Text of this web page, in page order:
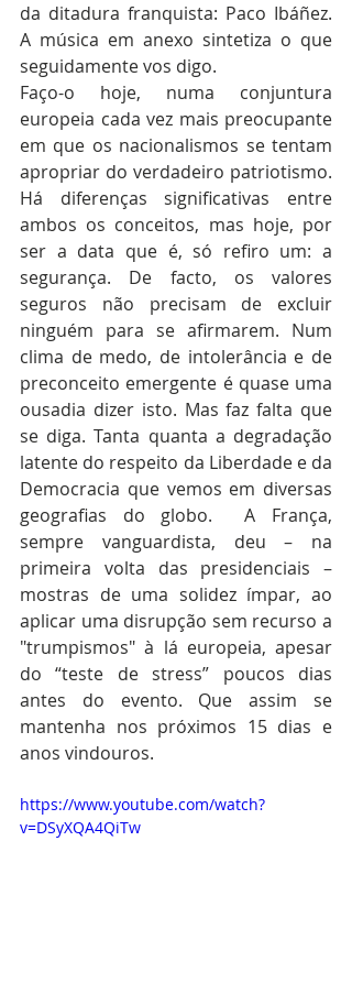
da ditadura franquista: Paco Ibáñez.
A música em anexo sintetiza o que
seguidamente vos digo.
Faço-o hoje, numa conjuntura
europeia cada vez mais preocupante
em que os nacionalismos se tentam
apropriar do verdadeiro patriotismo.
Há diferenças significativas entre
ambos os conceitos, mas hoje, por
ser a data que é, só refiro um: a
segurança. De facto, os valores
seguros não precisam de excluir
ninguém para se afirmarem. Num
clima de medo, de intolerância e de
preconceito emergente é quase uma
ousadia dizer isto. Mas faz falta que
se diga. Tanta quanta a degradação
latente do respeito da Liberdade e da
Democracia que vemos em diversas
geografias do globo.  A França,
sempre vanguardista, deu – na
primeira volta das presidenciais –
mostras de uma solidez ímpar, ao
aplicar uma disrupção sem recurso a
"trumpismos" à lá europeia, apesar
do “teste de stress” poucos dias
antes do evento. Que assim se
mantenha nos próximos 15 dias e
anos vindouros.
https://www.youtube.com/watch?
v=DSyXQA4QiTw